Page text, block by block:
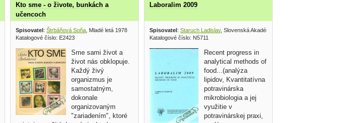
Kto sme - o živote, bunkách a
učencoch
Spisovatel : Štrbáňová Soňa , Mladé letá 1978
Katalogové číslo: E2423
Sme sami život a
život nás obklopuje.
Každý živý
organizmus je
samostatným,
dokonale
organizovaným
"zariadením", ktoré
Laboralim 2009
Spisovatel : Staruch Ladislav, Slovenská Akadémia vied 2009
Katalogové číslo: N5711
Recent progress in
analytical methods of
food...(analýza
lipidov, Kvantitatívna
potravinárska
mikrobiologia a jej
využitie v
potravinárskej praxi,